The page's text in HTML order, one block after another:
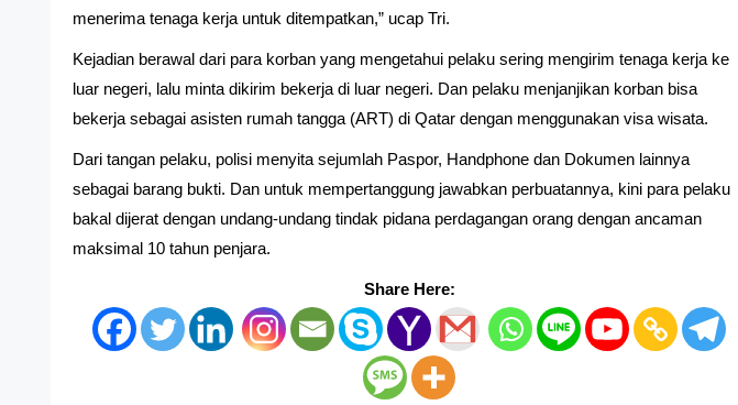
menerima tenaga kerja untuk ditempatkan,” ucap Tri.
Kejadian berawal dari para korban yang mengetahui pelaku sering mengirim tenaga kerja ke
luar negeri, lalu minta dikirim bekerja di luar negeri. Dan pelaku menjanjikan korban bisa
bekerja sebagai asisten rumah tangga (ART) di Qatar dengan menggunakan visa wisata.
Dari tangan pelaku, polisi menyita sejumlah Paspor, Handphone dan Dokumen lainnya
sebagai barang bukti. Dan untuk mempertanggung jawabkan perbuatannya, kini para pelaku
bakal dijerat dengan undang-undang tindak pidana perdagangan orang dengan ancaman
maksimal 10 tahun penjara.
Share Here: